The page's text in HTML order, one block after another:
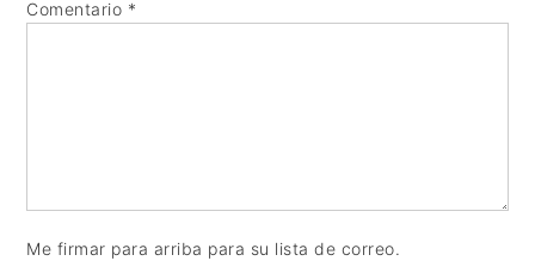
Comentario *
Me firmar para arriba para su lista de correo.